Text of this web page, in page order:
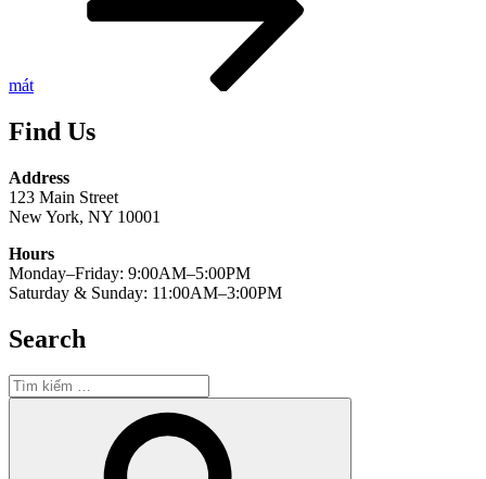
mát
Find Us
Address
123 Main Street
New York, NY 10001
Hours
Monday–Friday: 9:00AM–5:00PM
Saturday & Sunday: 11:00AM–3:00PM
Search
Tìm
kiếm: